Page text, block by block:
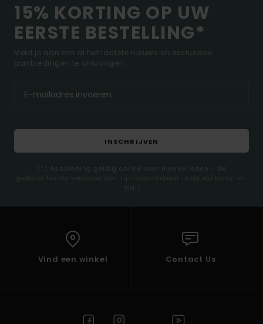
15% KORTING OP UW
EERSTE BESTELLING*
Meld je aan om al het laatste nieuws en exclusieve
aanbiedingen te ontvangen.
INSCHRIJVEN
(*) Aanbieding geldig online voor nieuwe leden - De
gedetailleerde voorwaarden zijn beschikbaar in de welkomst e-
mail
Vind een winkel Contact Us